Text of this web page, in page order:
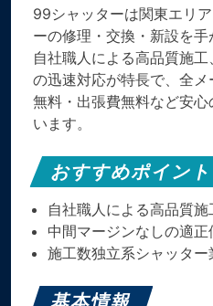
99シャッターは関東エリ
ーの修理・交換・新設を手
自社職人による高品質施
の迅速対応が特長で、全メ
無料・出張費無料など安
います。
おすすめポイント
自社職人による高品質施
中間マージンなしの適正
施工数独立系シャッター